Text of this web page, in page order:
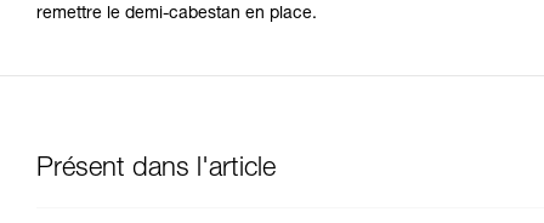
remettre le demi-cabestan en place.
Présent dans l'article